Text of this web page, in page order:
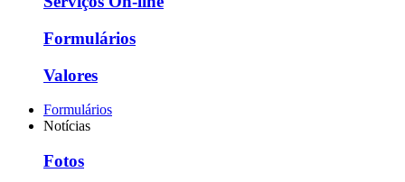
Formulários
Valores
Formulários
Notícias
Fotos